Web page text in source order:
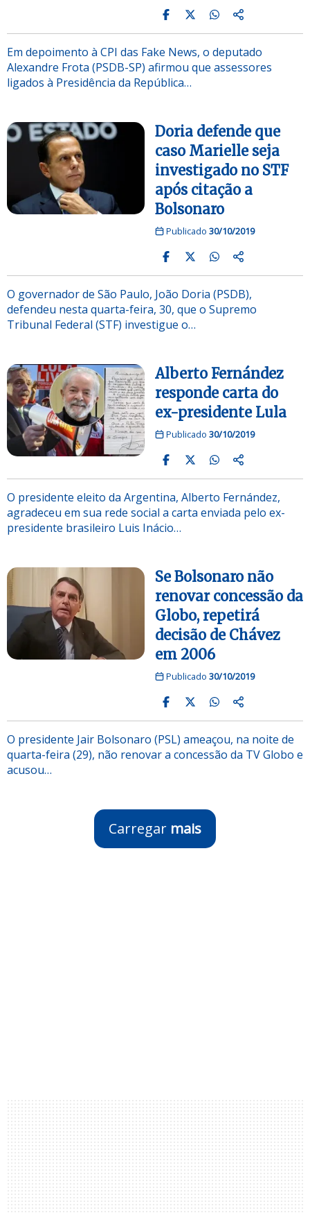
Em depoimento à CPI das Fake News, o deputado
Alexandre Frota (PSDB-SP) afirmou que assessores
ligados à Presidência da República…
Doria defende que
caso Marielle seja
investigado no STF
após citação a
Bolsonaro
Publicado 30/10/2019
O governador de São Paulo, João Doria (PSDB),
defendeu nesta quarta-feira, 30, que o Supremo
Tribunal Federal (STF) investigue o…
Alberto Fernández
responde carta do
ex-presidente Lula
Publicado 30/10/2019
O presidente eleito da Argentina, Alberto Fernández,
agradeceu em sua rede social a carta enviada pelo ex-
presidente brasileiro Luis Inácio…
Se Bolsonaro não
renovar concessão da
Globo, repetirá
decisão de Chávez
em 2006
Publicado 30/10/2019
O presidente Jair Bolsonaro (PSL) ameaçou, na noite de
quarta-feira (29), não renovar a concessão da TV Globo e
acusou…
Carregar mais